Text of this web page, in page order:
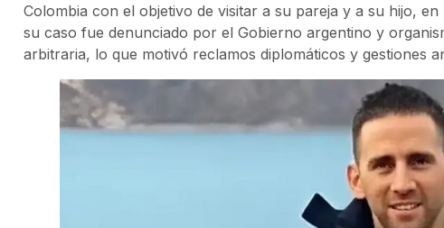
Colombia con el objetivo de visitar a su pareja y a su hijo,
su caso fue denunciado por el Gobierno argentino y
arbitraria, lo que motivó reclamos diplomáticos y gestiones